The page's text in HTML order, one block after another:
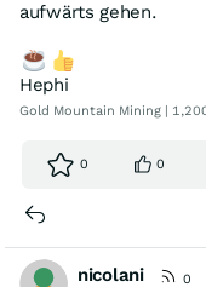
aufwärts gehen.
Hephi
Gold Mountain Mining |
0 0
nicolani
0